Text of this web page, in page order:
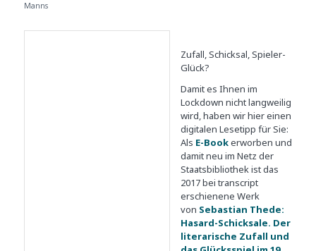
Manns
Zufall, Schicksal, Spieler-
Glück?
Damit es Ihnen im
Lockdown nicht langweilig
wird, haben wir hier einen
digitalen Lesetipp für Sie:
Als E-Bookerworben und
damit neu im Netz der
Staatsbibliothek ist das
2017 bei transcript
erschienene Werk
von Sebastian Thede:
Hasard-Schicksale. Der
literarische Zufall und